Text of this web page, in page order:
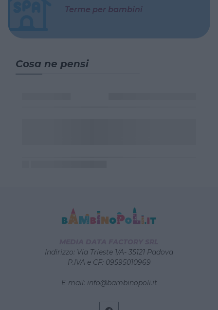
Terme per bambini
Cosa ne pensi
Indirizzo: Via Trieste 1/A- 35121 Padova
P.IVA e CF: 09595010969
E-mail: info@bambinopoli.it